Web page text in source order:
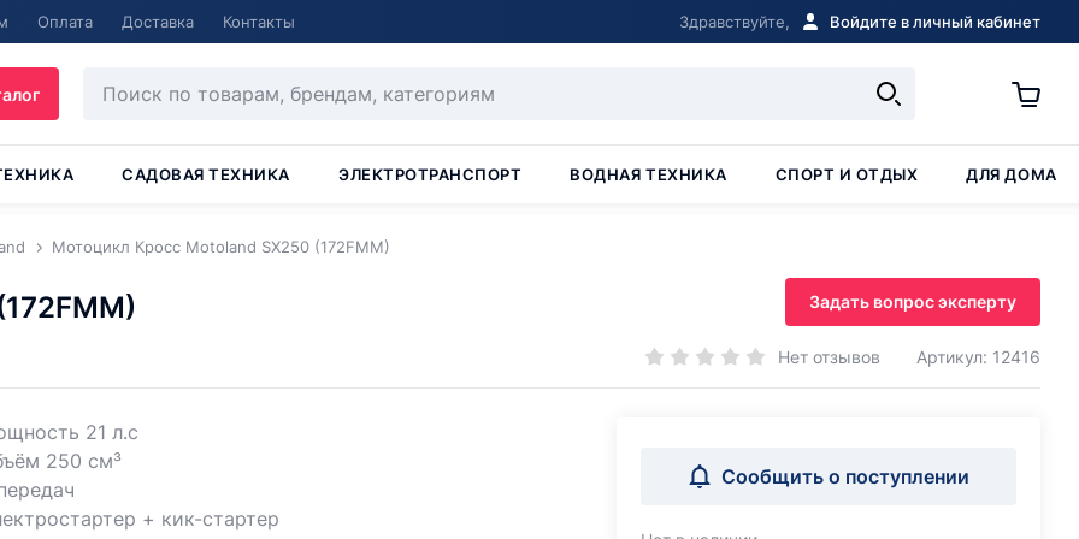
Оплата Доставка Контакты Здравствуйте, Войдите в личный кабинет
САДОВАЯ ТЕХНИКА ЭЛЕКТРОТРАНСПОРТ ВОДНАЯ ТЕХНИКА СПОРТ И ОТДЫХ ДЛЯ ДОМА
Мотоцикл Кросс Motoland SX250 (172FMM)
Задать вопрос эксперту
Нет отзывов Артикул: 12416
21 л.с
250 см³
+ кик-стартер
Сообщить о поступлении